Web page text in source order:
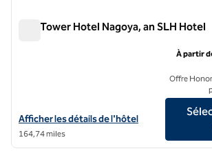
The Tower Hotel Nagoya, an SLH Hotel
Afficher les détails de l'hôtel The Tower Hotel
Afficher les détails de l'hôtel
164,74 miles
À partir
Offre